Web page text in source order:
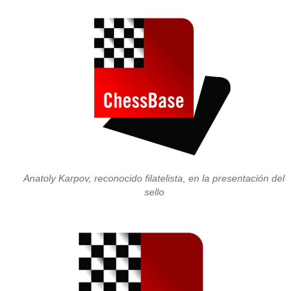
Anatoly Karpov, reconocido filatelista, en la presentación del
sello